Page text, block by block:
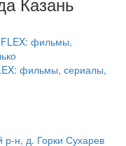
фильмы, сериалы,